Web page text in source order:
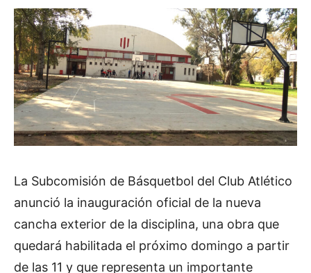
La Subcomisión de Básquetbol del Club Atlético
anunció la inauguración oficial de la nueva
cancha exterior de la disciplina, una obra que
quedará habilitada el próximo domingo a partir
de las 11 y que representa un importante